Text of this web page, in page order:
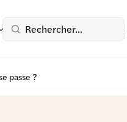
Rechercher...
passe ?